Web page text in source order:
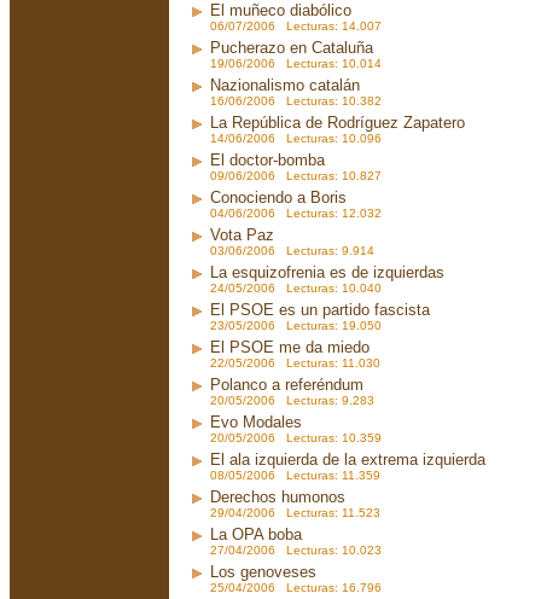
El muñeco diabólico
06/07/2006 Lecturas: 14.007
Pucherazo en Cataluña
19/06/2006 Lecturas: 10.014
Nazionalismo catalán
16/06/2006 Lecturas: 10.382
La República de Rodríguez Zapatero
14/06/2006 Lecturas: 10.096
El doctor-bomba
09/06/2006 Lecturas: 10.827
Conociendo a Boris
04/06/2006 Lecturas: 12.032
Vota Paz
03/06/2006 Lecturas: 9.914
La esquizofrenia es de izquierdas
24/05/2006 Lecturas: 10.040
El PSOE es un partido fascista
23/05/2006 Lecturas: 19.050
El PSOE me da miedo
22/05/2006 Lecturas: 11.030
Polanco a referéndum
20/05/2006 Lecturas: 9.283
Evo Modales
20/05/2006 Lecturas: 10.359
El ala izquierda de la extrema izquierda
08/05/2006 Lecturas: 11.359
Derechos humonos
29/04/2006 Lecturas: 11.523
La OPA boba
27/04/2006 Lecturas: 10.023
Los genoveses
25/04/2006 Lecturas: 16.796